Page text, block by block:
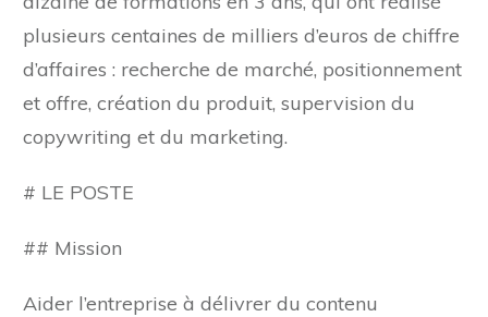
plusieurs centaines de milliers d’euros de chiffre
d’affaires : recherche de marché, positionnement
et offre, création du produit, supervision du
copywriting et du marketing.
# LE POSTE
## Mission
Aider l’entreprise à délivrer du contenu